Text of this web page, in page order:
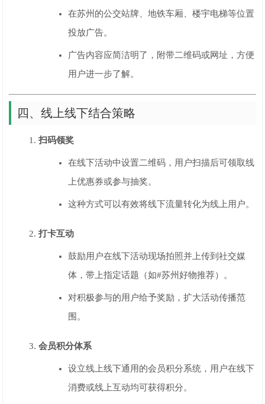
在苏州的公交站牌、地铁车厢、楼宇电梯等位置
投放广告。
广告内容应简洁明了，附带二维码或网址，方便
用户进一步了解。
四、线上线下结合策略
扫码领奖
在线下活动中设置二维码，用户扫描后可领取线
上优惠券或参与抽奖。
这种方式可以有效将线下流量转化为线上用户。
打卡互动
鼓励用户在线下活动现场拍照并上传到社交媒
体，带上指定话题（如#苏州好物推荐）。
对积极参与的用户给予奖励，扩大活动传播范
围。
会员积分体系
设立线上线下通用的会员积分系统，用户在线下
消费或线上互动均可获得积分。